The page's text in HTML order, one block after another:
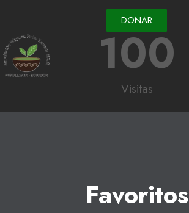
DONAR
Visitas
100
Favoritos